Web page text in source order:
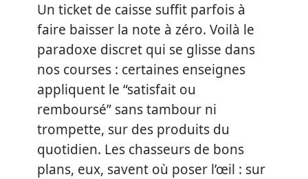
Un ticket de caisse suffit parfois à
faire baisser la note à zéro. Voilà le
paradoxe discret qui se glisse dans
nos courses : certaines enseignes
appliquent le “satisfait ou
remboursé” sans tambour ni
trompette, sur des produits du
quotidien. Les chasseurs de bons
plans, eux, savent où poser l’œil : sur